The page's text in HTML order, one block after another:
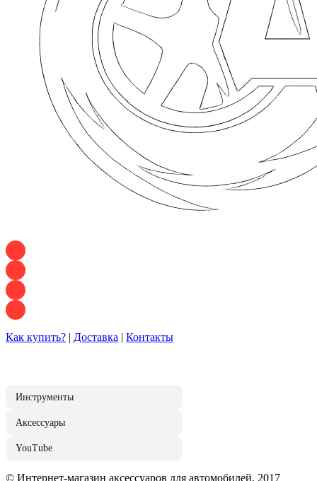
Как купить? | Доставка | Контакты
Инструменты
Аксессуары
YouTube
© Интернет-магазин аксессуаров для автомобилей, 2017